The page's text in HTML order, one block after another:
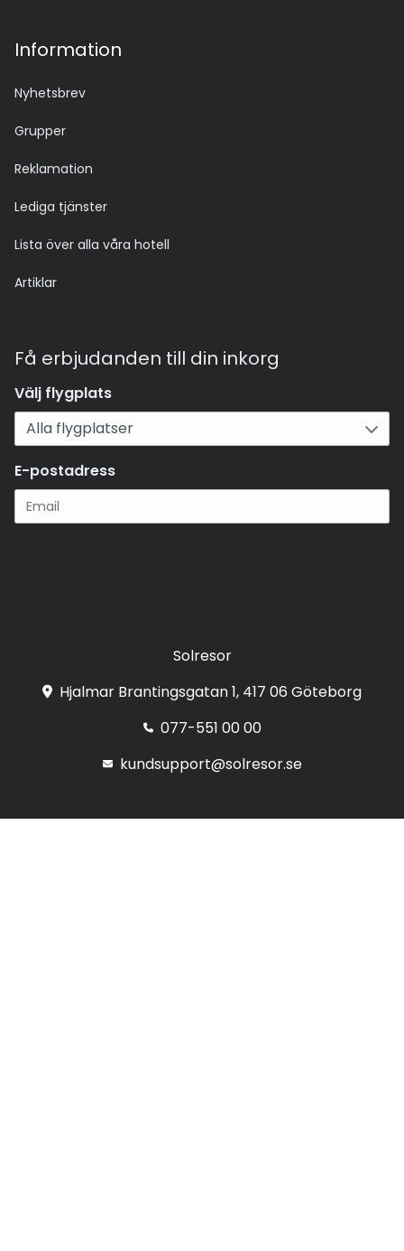
Information
Nyhetsbrev
Grupper
Reklamation
Lediga tjänster
Lista över alla våra hotell
Artiklar
Få erbjudanden till din inkorg
Välj flygplats
E-postadress
Solresor
Hjalmar Brantingsgatan 1, 417 06 Göteborg
077-551 00 00
kundsupport@solresor.se